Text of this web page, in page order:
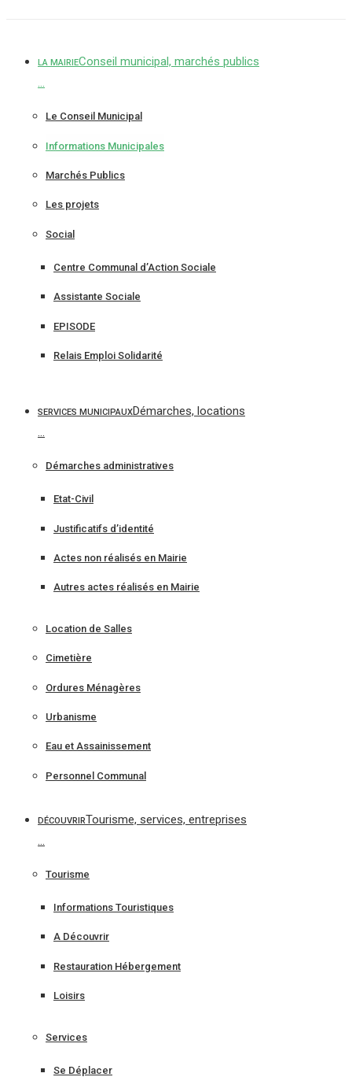
contenuLA MAIRIEConseil municipal, marchés publics
…
Le Conseil Municipal
Informations Municipales
Marchés Publics
Les projets
Social
Centre Communal d’Action Sociale
Assistante Sociale
EPISODE
Relais Emploi Solidarité
SERVICES MUNICIPAUXDémarches, locations
…
Démarches administratives
Etat-Civil
Justificatifs d’identité
Actes non réalisés en Mairie
Autres actes réalisés en Mairie
Location de Salles
Cimetière
Ordures Ménagères
Urbanisme
Eau et Assainissement
Personnel Communal
DÉCOUVRIRTourisme, services, entreprises
Tourisme
Informations Touristiques
A Découvrir
Restauration Hébergement
Loisirs
Services
Se Déplacer